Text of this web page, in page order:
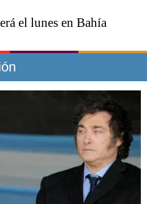
el lunes en Bahía